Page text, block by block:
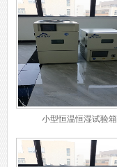
小型恒温恒湿试验箱